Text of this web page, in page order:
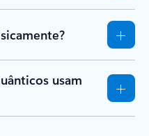
usam